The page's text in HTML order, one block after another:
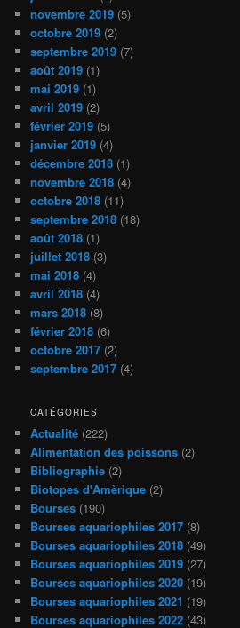
novembre 2019 (5)
octobre 2019 (2)
septembre 2019 (7)
août 2019 (1)
mai 2019 (1)
avril 2019 (2)
février 2019 (5)
janvier 2019 (4)
décembre 2018 (1)
novembre 2018 (4)
octobre 2018 (11)
septembre 2018 (18)
août 2018 (1)
juillet 2018 (3)
mai 2018 (4)
avril 2018 (4)
mars 2018 (8)
février 2018 (6)
octobre 2017 (2)
septembre 2017 (4)
CATÉGORIES
Actualité (222)
Alimentation des poissons (2)
Bibliographie (2)
Biotopes d'Amèrique (2)
Bourses (190)
Bourses aquariophiles 2017 (8)
Bourses aquariophiles 2018 (49)
Bourses aquariophiles 2019 (27)
Bourses aquariophiles 2020 (19)
Bourses aquariophiles 2021 (19)
Bourses aquariophiles 2022 (43)